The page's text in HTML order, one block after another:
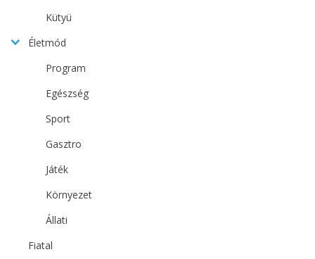
Kütyü
Életmód
Program
Egészség
Sport
Gasztro
Játék
Környezet
Állati
Fiatal